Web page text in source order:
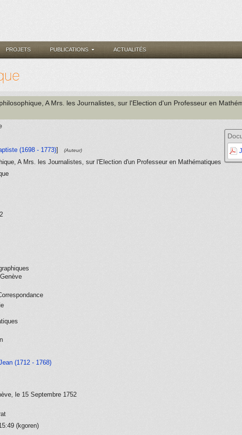
PROJETS PUBLICATIONS ACTUALITÉS
philosophique, A Mrs. les Journalistes, sur l'Election d'un Professeur en
(1698 - 1773)] (Auteur)
A Mrs. les Journalistes, sur l'Election d'un Professeur en Mathématiques
(1712 - 1768)
le 15 Septembre 1752
(kgoren)